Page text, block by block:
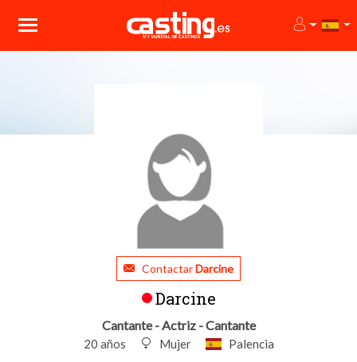
ContactarDarcine
Darcine
Cantante - Actriz - Cantante
20 años Mujer Palencia